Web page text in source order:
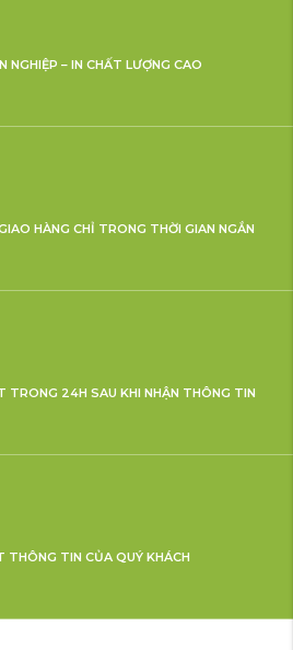
NGHIỆP – IN CHẤT LƯỢNG CAO
HÀNG CHỈ TRONG THỜI GIAN NGẮN
TRONG 24H SAU KHI NHẬN THÔNG TIN
THÔNG TIN CỦA QUÝ KHÁCH